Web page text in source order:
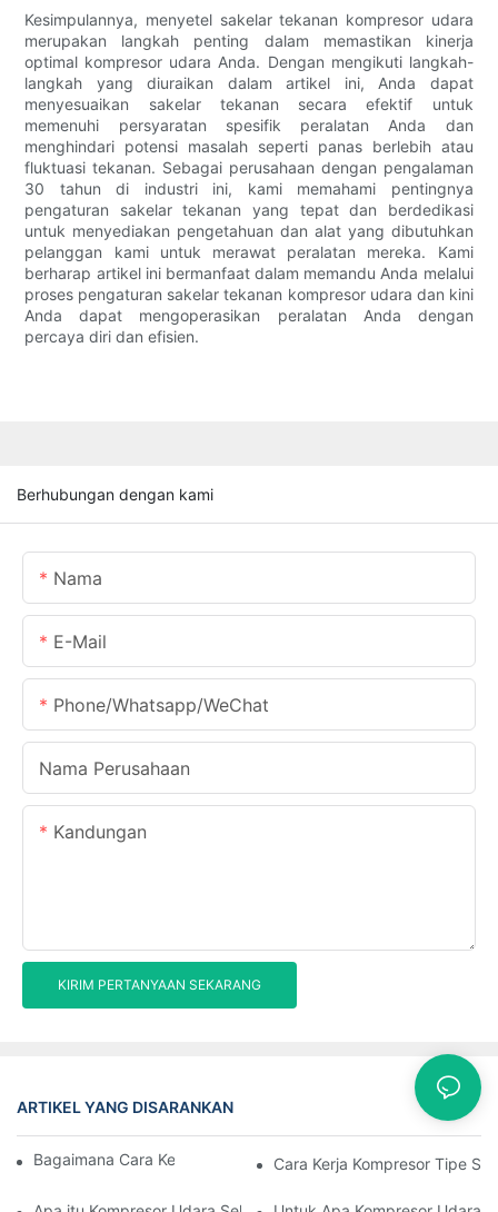
Kesimpulannya, menyetel sakelar tekanan kompresor udara
merupakan langkah penting dalam memastikan kinerja
optimal kompresor udara Anda. Dengan mengikuti langkah-
langkah yang diuraikan dalam artikel ini, Anda dapat
menyesuaikan sakelar tekanan secara efektif untuk
memenuhi persyaratan spesifik peralatan Anda dan
menghindari potensi masalah seperti panas berlebih atau
fluktuasi tekanan. Sebagai perusahaan dengan pengalaman
30 tahun di industri ini, kami memahami pentingnya
pengaturan sakelar tekanan yang tepat dan berdedikasi
untuk menyediakan pengetahuan dan alat yang dibutuhkan
pelanggan kami untuk merawat peralatan mereka. Kami
berharap artikel ini bermanfaat dalam memandu Anda melalui
proses pengaturan sakelar tekanan kompresor udara dan kini
Anda dapat mengoperasikan peralatan Anda dengan
percaya diri dan efisien.
Berhubungan dengan kami
Nama
E-Mail
Phone/Whatsapp/WeChat
Nama Perusahaan
Kandungan
KIRIM PERTANYAAN SEKARANG
ARTIKEL YANG DISARANKAN
Bagaimana Cara Kerja Kompresor SekrupCara Kerja Kompresor Tipe